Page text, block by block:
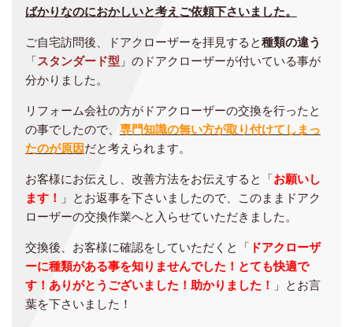
ばかりなのにおかしいと考えご依頼下さいました。
ご自宅訪問後、ドアクローザーを拝見すると種類の違う
「スタンダード型 」のドアクローザーが付いている事が
分かりました。
リフォーム会社の方がドアクローザーの交換を行ったと
の事でしたので、 専門知識の無い方が取り付けてしまっ
たのが原因だと考えられます。
お客様にお伝えし、改善方法をお伝えすると「お願いし
ます！
」とお返事を下さいましたので、このままドアク
ローザーの交換作業へと入らせていただきました。
交換後、お客様に確認をしていただくと「 ドアクローザ
ーに種類がある事を知りませんでした！とても快適で
す！ありがとうございました！助かりました！
」とお言
葉を下さいました！